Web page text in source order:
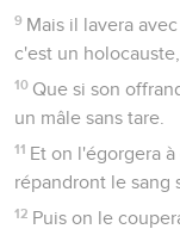
9 Mais il lavera
c'est un
10 Que si son
un mâle sans tare.
11 Et on l'égorgera
répandront le sang
12 Puis on le